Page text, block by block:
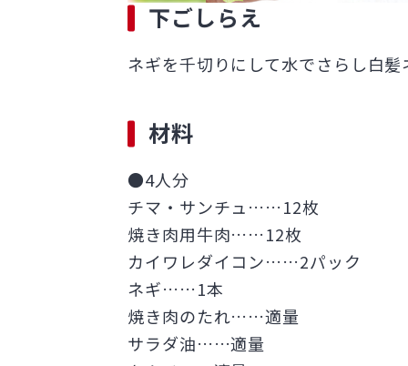
下ごしらえ
ネギを千切りにして水でさらし白
材料
●4人分
チマ・サンチュ……12枚
焼き肉用牛肉……12枚
カイワレダイコン……2パック
ネギ……1本
焼き肉のたれ……適量
サラダ油……適量